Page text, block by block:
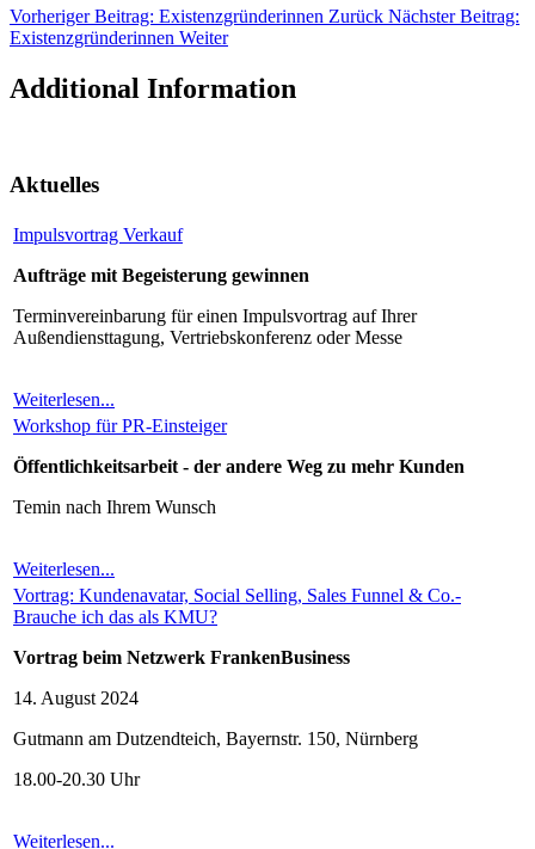
Vorheriger Beitrag: Existenzgründerinnen Zurück Nächster Beitrag:
Existenzgründerinnen Weiter
Additional Information
Aktuelles
Impulsvortrag Verkauf
Aufträge mit Begeisterung gewinnen
Terminvereinbarung für einen Impulsvortrag auf Ihrer
Außendiensttagung, Vertriebskonferenz oder Messe
Weiterlesen...
Workshop für PR-Einsteiger
Öffentlichkeitsarbeit - der andere Weg zu mehr Kunden
Temin nach Ihrem Wunsch
Weiterlesen...
Vortrag: Kundenavatar, Social Selling, Sales Funnel & Co.-
Brauche ich das als KMU?
Vortrag beim Netzwerk FrankenBusiness
14. August 2024
Gutmann am Dutzendteich, Bayernstr. 150, Nürnberg
18.00-20.30 Uhr
Weiterlesen...